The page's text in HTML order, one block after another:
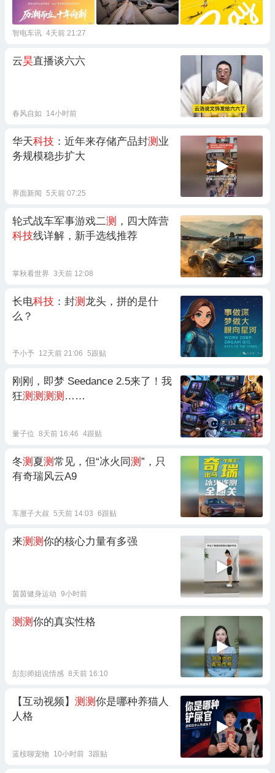
智电车讯 4天前 21:27
云昊直播谈六六
春风自如 14小时前
华天科技 ：近年来存储产品封测 业
务规模稳步扩大
界面新闻 5天前 07:25
轮式战车军事游戏二测 ，四大阵营
科技线详解，新手选线推荐
掌秋看世界 3天前 12:08
长电科技 ：封测 龙头，拼的是什
么？
予小予 12天前 21:06 5跟贴
刚刚，即梦 Seedance 2.5来了！我
狂测测测测 ……
量子位 8天前 16:46 4跟贴
冬测 夏测 常见，但“冰火同测 ”，只
有奇瑞风云A9
车厘子大叔 5天前 14:03 6跟贴
来测测 你的核心力量有多强
茵茵健身运动 9小时前
测测 你的真实性格
彭彭师姐说情感 8天前 16:10
【互动视频】 测测 你是哪种养猫人
人格
蓝桉聊宠物 10小时前 3跟贴